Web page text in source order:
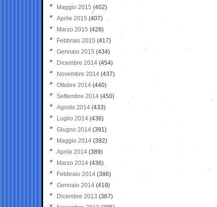
Maggio 2015 (402)
Aprile 2015 (407)
Marzo 2015 (428)
Febbraio 2015 (417)
Gennaio 2015 (434)
Dicembre 2014 (454)
Novembre 2014 (437)
Ottobre 2014 (440)
Settembre 2014 (450)
Agosto 2014 (433)
Luglio 2014 (436)
Giugno 2014 (391)
Maggio 2014 (392)
Aprile 2014 (389)
Marzo 2014 (436)
Febbraio 2014 (386)
Gennaio 2014 (419)
Dicembre 2013 (367)